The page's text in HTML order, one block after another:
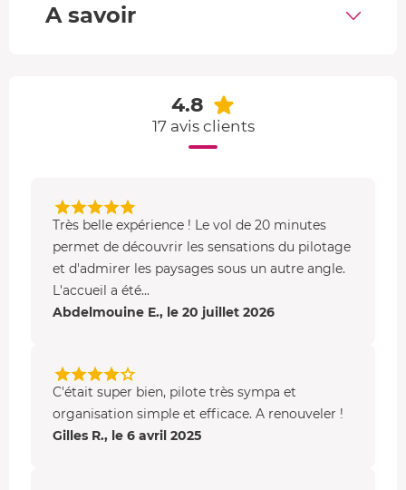
et le château de la Calade, Luynes ville qui tient son nom
alimente Aix et Marseille.
originale avec ce baptême de l'air. Il est constitué d'un
moteur performant
et relativement silencieux
L'habitacle est protégé par une verrière et offre une
, l'intérieur peut être chauffé si besoin. Très
maniable
et performant
, l'ULM caractérise la nouvelle
A savoir
4.8
17 avis clients
Très belle expérience ! Le vol de 20 minutes
permet de découvrir les sensations du pilotage
et d'admirer les paysages sous un autre angle.
L'accueil a été...
Abdelmouine E., le 20 juillet 2026
C'était super bien, pilote très sympa et
organisation simple et efficace. A renouveler !
Gilles R., le 6 avril 2025